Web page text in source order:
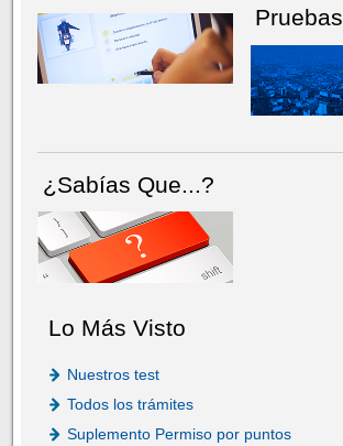
Pruebas
¿Sabías Que...?
Lo Más Visto
Nuestros test
Todos los trámites
Suplemento Permiso por puntos